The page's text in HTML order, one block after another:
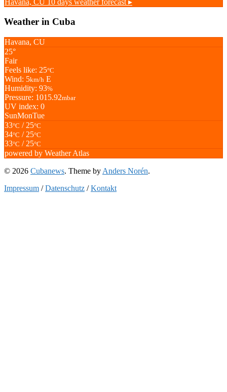
Weather in Cuba
Havana, CU
25°
Fair
Feels like: 25°C
Wind: 5km/h E
Humidity: 93%
Pressure: 1015.92mbar
UV index: 0
SunMonTue
33°C / 25°C
34°C / 25°C
33°C / 25°C
powered by Weather Atlas
© 2026 Cubanews. Theme by Anders Norén.
Impressum /Datenschutz /Kontakt